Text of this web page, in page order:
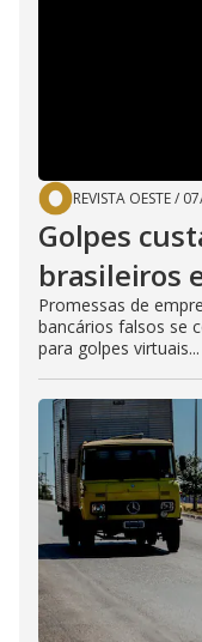
REVISTA OESTE/
Golpes
brasileiros
Promessas de
bancários falsos se
para golpes virtuais...